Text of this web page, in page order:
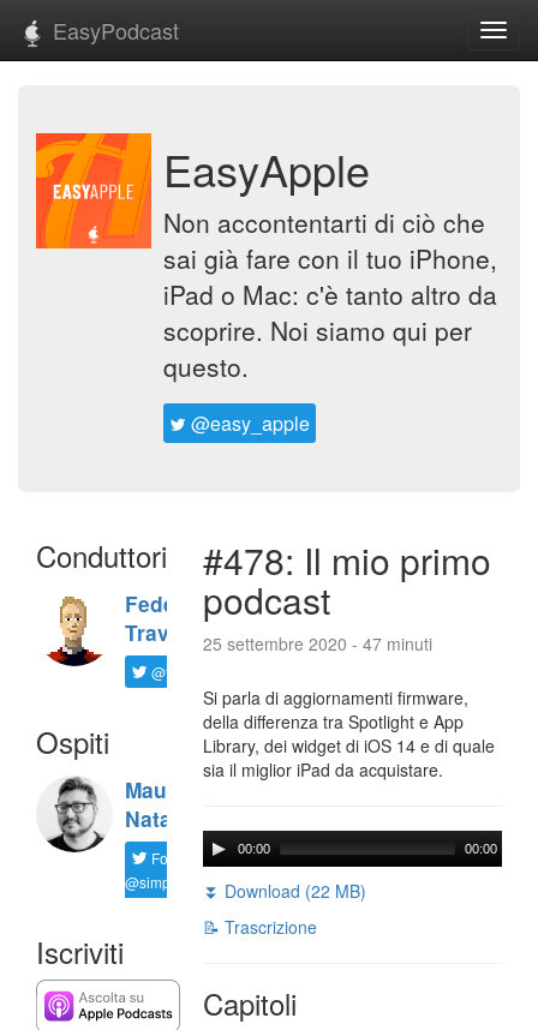
EasyPodcast
EasyApple
Non accontentarti di ciò che
sai già fare con il tuo iPhone,
iPad o Mac: c'è tanto altro da
scoprire. Noi siamo qui per
questo.
@easy_apple
Conduttori
Federico
Travaini
@ftrava
Ospiti
Maurizio
Natali
Follow
@simplemal
Iscriviti
#478: Il mio primo
podcast
25 settembre 2020 - 47 minuti
Si parla di aggiornamenti firmware,
della differenza tra Spotlight e App
Library, dei widget di iOS 14 e di quale
sia il miglior iPad da acquistare.
00:00 00:00
⏬ Download (22 MB)
📝 Trascrizione
Capitoli